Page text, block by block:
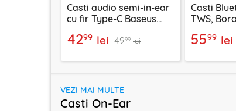
Casti audio semi-in-ear
cu fir Type-C Baseus
4299 lei 4999 lei
Casti
TWS,
5599 lei
VEZI MAI MULTE
Casti On-Ear